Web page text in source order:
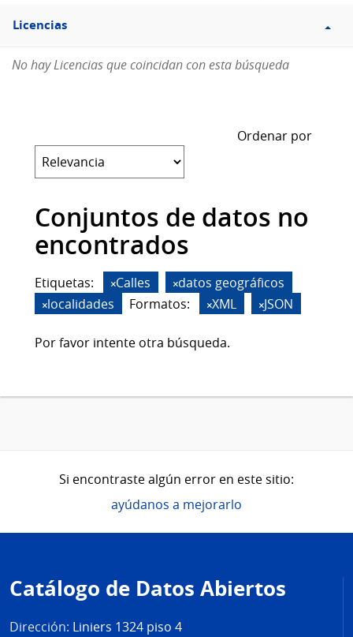
Filtro
Licencias
Licencias
No hay Licencias que coincidan con esta búsqueda
Ordenar por
Conjuntos de datos no
encontrados
Etiquetas: Calles
datos geográficos
localidades
Formatos: XML JSON
Por favor intente otra búsqueda.
Si encontraste algún error en este sitio:
ayúdanos a mejorarlo
de
página
Catálogo de Datos Abiertos
Dirección: Liniers 1324 piso 4